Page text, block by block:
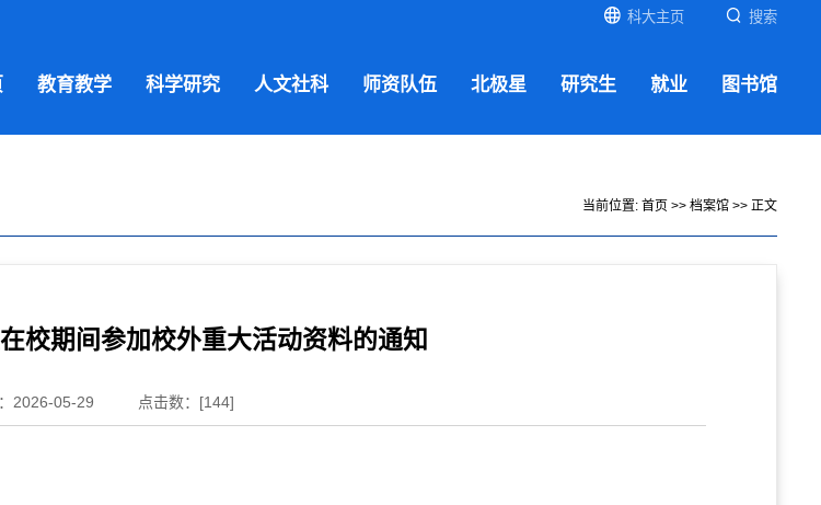
科大主页 搜索
教育教学 科学研究 人文社科 师资队伍 北极星 研究生 就业 图书馆
当前位置: 首页 >> 档案馆>> 正文
校期间参加校外重大活动资料的通知
2026-05-29 点击数：[144]